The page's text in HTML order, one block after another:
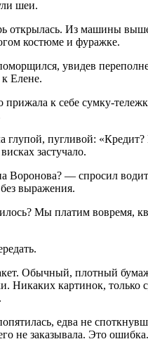
шеи.
открылась. Из машины
костюме и фуражке.
увидев
Елене.
к себе сумку-
глупой, пугливой:
застучало.
Воронова? — спросил
выражения.
Мы платим вовремя,
Обычный, плотный
Никаких картинок, только
едва не
не заказывала. Это ошибка.